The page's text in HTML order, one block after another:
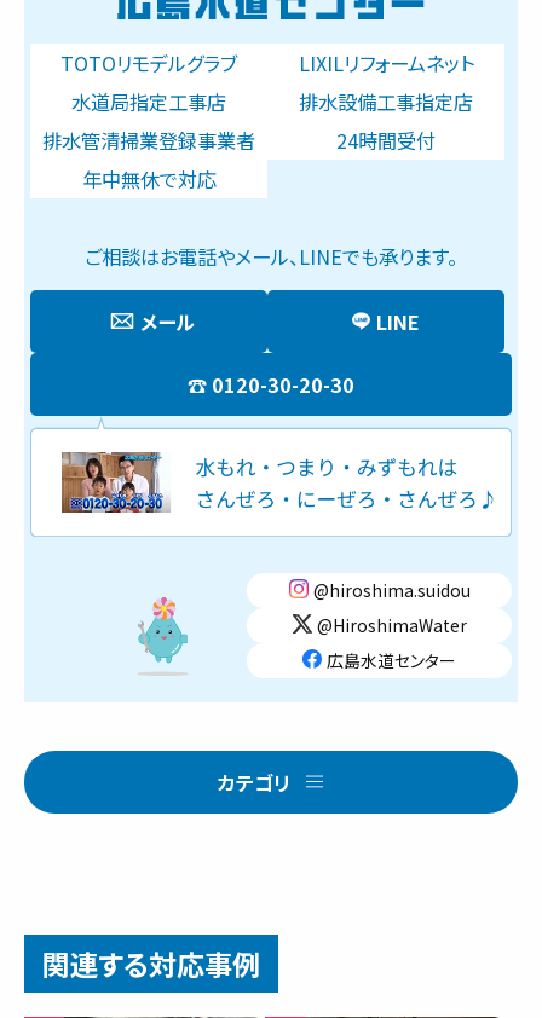
TOTOリモデルグラブ
LIXILリフォームネット
水道局指定工事店
排水設備工事指定店
排水管清掃業登録事業者
24時間受付
年中無休で対応
ご相談はお電話やメール、LINEでも承ります。
0120-30-20-30
メール LINE
@hiroshima.suidou
@HiroshimaWater
広島水道センター
カテゴリ
関連する対応事例